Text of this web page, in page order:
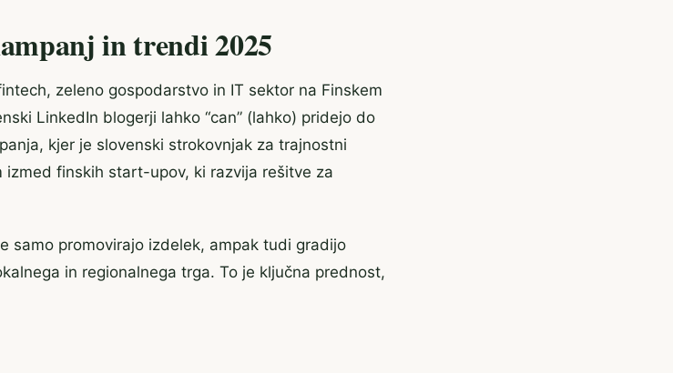
in trendi 2025
zeleno gospodarstvo in IT sektor na Finskem
LinkedIn blogerji lahko “can” (lahko) pridejo do
kjer je slovenski strokovnjak za trajnostni
izmed finskih start-upov, ki razvija rešitve za
samo promovirajo izdelek, ampak tudi gradijo
in regionalnega trga. To je ključna prednost,